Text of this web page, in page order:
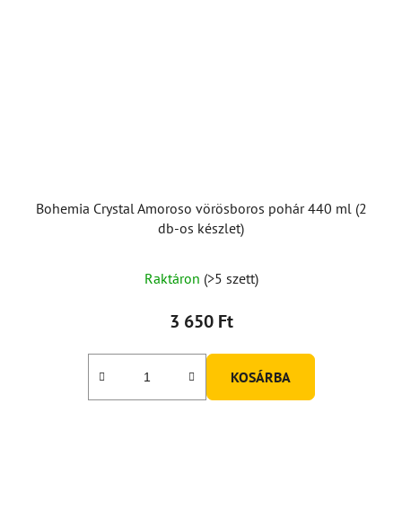
Bohemia Crystal Amoroso vörösboros pohár 440 ml (2
db-os készlet)
Raktáron (>5 szett)
3 650 Ft
KOSÁRBA